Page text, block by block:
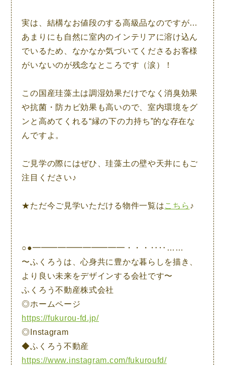
実は、結構なお値段のする高級品なのですが…
あまりにも自然に室内のインテリアに溶け込ん
でいるため、なかなか気づいてくださるお客様
がいないのが残念なところです（涙）！
この国産珪藻土は調湿効果だけでなく消臭効果
や抗菌・防カビ効果も高いので、 室内環境をグ
ンと高めてくれる“縁の下の力持ち”的な存在な
んですよ。
ご見学の際にはぜひ、珪藻土の壁や天井にもご
注目ください♪
★ただ今ご見学いただける物件一覧はこちら ♪
○●━━━━━━━━━━━・・・‥‥……
〜ふくろうは、心身共に豊かな暮らしを描き、
より良い未来をデザインする会社です〜
ふくろう不動産株式会社
◎ホームページ
https://fukurou-fd.jp/
◎Instagram
◆ふくろう不動産
https://www.instagram.com/fukuroufd/